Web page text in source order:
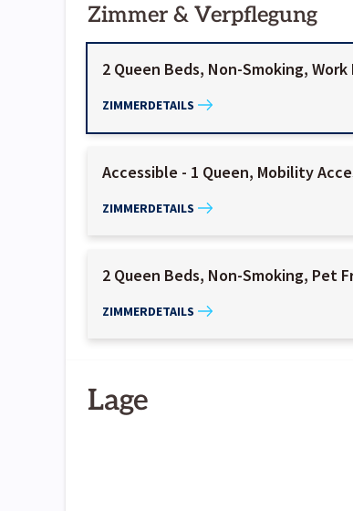
Zimmer & Verpflegung
2 Queen Beds, Non-Smoking,
ZIMMERDETAILS
Accessible - 1 Queen, Mobility
ZIMMERDETAILS
2 Queen Beds, Non-Smoking, Pet
ZIMMERDETAILS
Lage